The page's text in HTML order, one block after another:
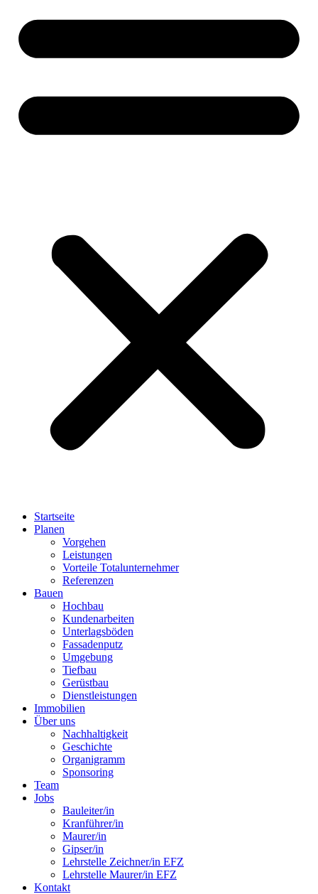
Startseite
Planen
Vorgehen
Leistungen
Vorteile Totalunternehmer
Referenzen
Bauen
Hochbau
Kundenarbeiten
Unterlagsböden
Fassadenputz
Umgebung
Tiefbau
Gerüstbau
Dienstleistungen
Immobilien
Über uns
Nachhaltigkeit
Geschichte
Organigramm
Sponsoring
Team
Jobs
Bauleiter/in
Kranführer/in
Maurer/in
Gipser/in
Lehrstelle Zeichner/in EFZ
Lehrstelle Maurer/in EFZ
Kontakt